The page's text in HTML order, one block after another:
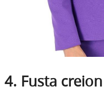
4. Fusta creion